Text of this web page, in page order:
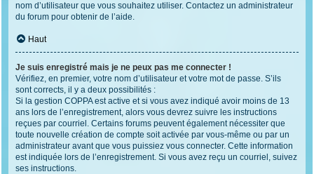
nom d’utilisateur que vous souhaitez utiliser. Contactez un administrateur
du forum pour obtenir de l’aide.
Haut
Je suis enregistré mais je ne peux pas me connecter !
Vérifiez, en premier, votre nom d’utilisateur et votre mot de passe. S’ils
sont corrects, il y a deux possibilités :
Si la gestion COPPA est active et si vous avez indiqué avoir moins de 13
ans lors de l’enregistrement, alors vous devrez suivre les instructions
reçues par courriel. Certains forums peuvent également nécessiter que
toute nouvelle création de compte soit activée par vous-même ou par un
administrateur avant que vous puissiez vous connecter. Cette information
est indiquée lors de l’enregistrement. Si vous avez reçu un courriel, suivez
ses instructions.